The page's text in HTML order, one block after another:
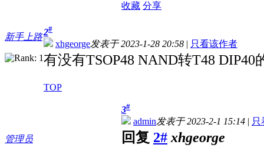
收藏 分享
新手上路2#
xhgeorge发表于 2023-1-28 20:58 | 只看该作者
有没有TSOP48 NAND转T48 DIP40
TOP
管理员
3#
admin发表于 2023-2-1 15:14 | 只
回复 2# xhgeorge